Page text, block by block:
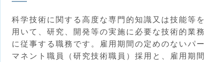
科学技術に関する高度な専門的知識又は技能等を
用いて、研究、開発等の実施に必要な技術的業務
に従事する職務です。雇用期間の定めのないパー
マネント職員（研究技術職員）採用と、雇用期間